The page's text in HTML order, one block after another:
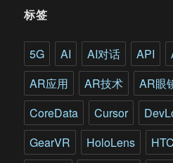
戏
如
何
炼
成
的
标签
5G AI AI对话 API
AR应用
AR技术 AR眼
CoreData
Cursor
GearVR
HoloLens